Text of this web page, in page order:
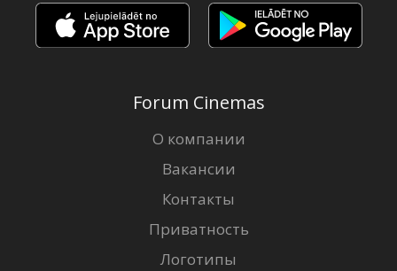
Forum Cinemas
О компании
Вакансии
Контакты
Приватность
Логотипы